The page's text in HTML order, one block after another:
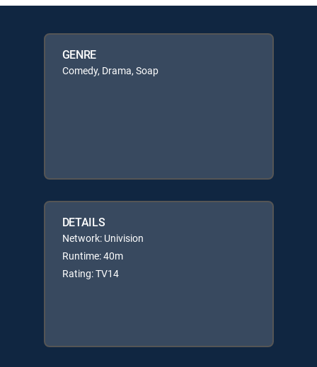
GENRE
Comedy, Drama, Soap
DETAILS
Network: Univision
Runtime: 40m
Rating: TV14